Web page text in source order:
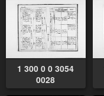
1 300 0 0 3054
0028